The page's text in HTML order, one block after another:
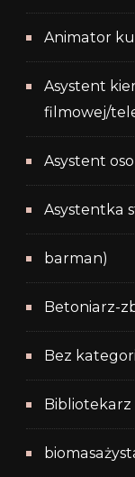
Animator
Asystent
filmowej/
Asystent
Asystentka
barman)
Betoniarz-
Bez
Bibliotekarz